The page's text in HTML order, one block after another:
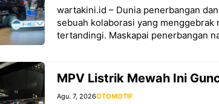
wartakini.id – Dunia penerbangan
sebuah kolaborasi yang
tertandingi. Maskapai penerbangan
MPV Listrik Mewah Ini
Agu. 7, 2026OTOMOTIF